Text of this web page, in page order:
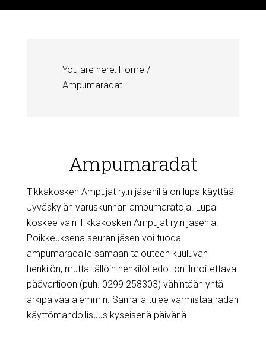
You are here: Home /
Ampumaradat
Ampumaradat
Tikkakosken Ampujat ry:n jäsenillä on lupa käyttää
Jyväskylän varuskunnan ampumaratoja. Lupa
koskee vain Tikkakosken Ampujat ry:n jäseniä.
Poikkeuksena seuran jäsen voi tuoda
ampumaradalle samaan talouteen kuuluvan
henkilön, mutta tällöin henkilötiedot on ilmoitettava
päävartioon (puh. 0299 258303) vähintään yhtä
arkipäivää aiemmin. Samalla tulee varmistaa radan
käyttömahdollisuus kyseisenä päivänä.